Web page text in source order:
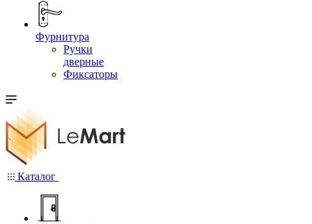
Фурнитура
Ручки
дверные
Фиксаторы
Каталог